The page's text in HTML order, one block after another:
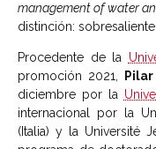
management of water
distinción: sobresaliente
Procedente de la
promoción 2021,
diciembre por la
internacional por la
(Italia) y la Université